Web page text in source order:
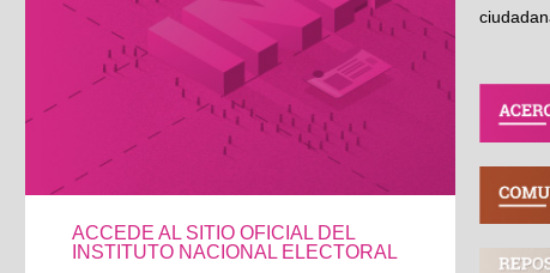
ACCEDE AL SITIO OFICIAL DEL
INSTITUTO NACIONAL ELECTORAL